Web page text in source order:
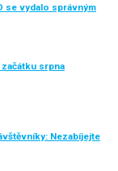
se vydalo správným
srpna
Nezabíjejte